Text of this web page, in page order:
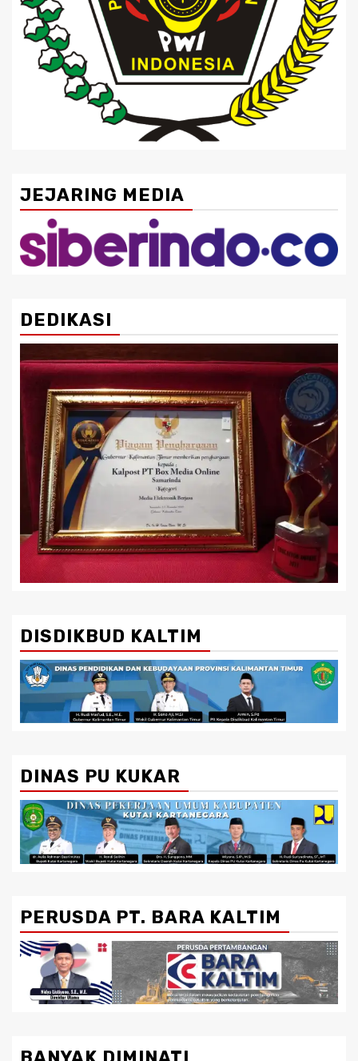
JEJARING MEDIA
DEDIKASI
DISDIKBUD KALTIM
DINAS PU KUKAR
PERUSDA PT. BARA KALTIM